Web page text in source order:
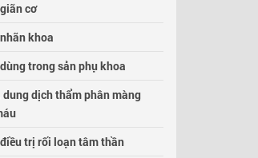
cơ
khoa
trong sản phụ khoa
dung dịch thẩm phân màng
trị rối loạn tâm thần